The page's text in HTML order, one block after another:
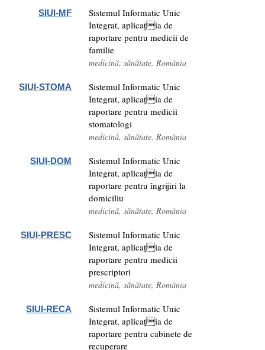
SIUI-MF
Sistemul Informatic Unic
Integrat, aplicația de
raportare pentru medicii de
familie
medicină, sănătate, România
SIUI-STOMA
Sistemul Informatic Unic
Integrat, aplicația de
raportare pentru medicii
stomatologi
medicină, sănătate, România
SIUI-DOM
Sistemul Informatic Unic
Integrat, aplicația de
raportare pentru îngrijiri la
domiciliu
medicină, sănătate, România
SIUI-PRESC
Sistemul Informatic Unic
Integrat, aplicația de
raportare pentru medicii
prescriptori
medicină, sănătate, România
SIUI-RECA
Sistemul Informatic Unic
Integrat, aplicația de
raportare pentru cabinete de
recuperare